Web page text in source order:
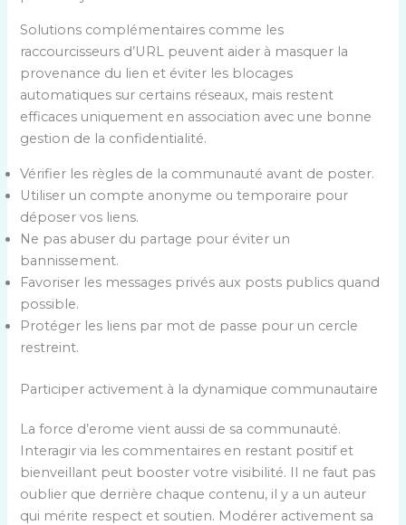
Solutions complémentaires comme les
raccourcisseurs d’URL peuvent aider à masquer la
provenance du lien et éviter les blocages
automatiques sur certains réseaux, mais restent
efficaces uniquement en association avec une bonne
gestion de la confidentialité.
Vérifier les règles de la communauté avant de poster.
Utiliser un compte anonyme ou temporaire pour
déposer vos liens.
Ne pas abuser du partage pour éviter un
bannissement.
Favoriser les messages privés aux posts publics quand
possible.
Protéger les liens par mot de passe pour un cercle
restreint.
Participer activement à la dynamique communautaire
La force d’erome vient aussi de sa communauté.
Interagir via les commentaires en restant positif et
bienveillant peut booster votre visibilité. Il ne faut pas
oublier que derrière chaque contenu, il y a un auteur
qui mérite respect et soutien. Modérer activement sa